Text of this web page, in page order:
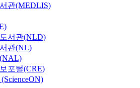
관(MEDLIS)
서관(NLD)
관(NL)
포털(CRE)